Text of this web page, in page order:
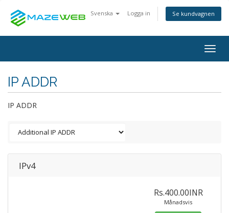
Svenska Logga in Se kundvagnen
IP ADDR
IP ADDR
IPv4
Rs.400.00INR
Månadsvis